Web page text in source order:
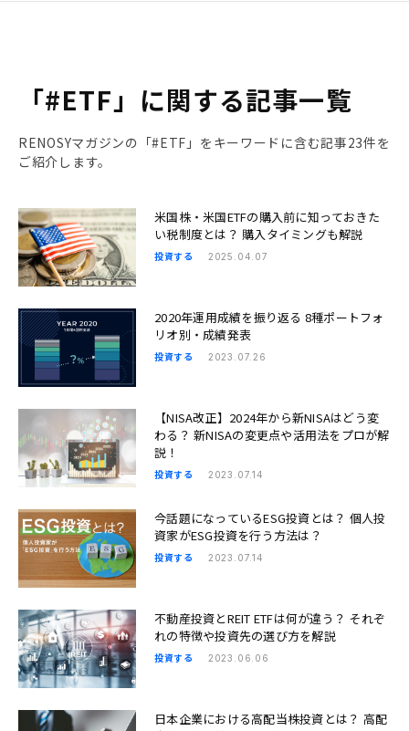
「#ETF」に関する記事一覧
RENOSYマガジンの「#ETF」をキーワードに含む記事23件を
ご紹介します。
米国株・米国ETFの購入前に知っておきた
い税制度とは？ 購入タイミングも解説
投資する 2025.04.07
2020年運用成績を振り返る 8種ポートフォ
リオ別・成績発表
投資する 2023.07.26
【NISA改正】2024年から新NISAはどう変
わる？ 新NISAの変更点や活用法をプロが解
説！
投資する 2023.07.14
今話題になっているESG投資とは？ 個人投
資家がESG投資を行う方法は？
投資する 2023.07.14
不動産投資とREIT ETFは何が違う？ それぞ
れの特徴や投資先の選び方を解説
投資する 2023.06.06
日本企業における高配当株投資とは？ 高配